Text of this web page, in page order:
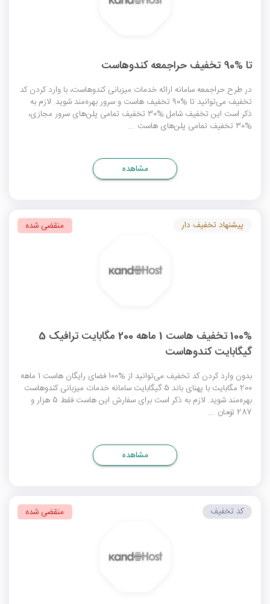
تا %90 تخفیف حراجمعه کندوهاست
در طرح حراجمعه سامانه ارائه خدمات میزبانی کندوهاست، با وارد کردن کد
تخفیف می‌توانید تا %90 تخفیف هاست و سرور بهره‌مند شوید. لازم به
ذکر است این تخفیف شامل %30 تخفیف تمامی پلن‌های سرور مجازی،
%30 تخفیف تمامی پلن‌های هاست ...
مشاهده
100% تخفیف هاست 1 ماهه 200 مگابایت ترافیک 5
گیگابایت کندوهاست
بدون وارد کردن کد تخفیف می‌توانید از %100 فضای رایگان هاست 1 ماهه
200 مگابایت با پهنای باند 5 گیگابایت سامانه خدمات میزبانی کندوهاست
بهره‌مند شوید. لازم به ذکر است برای سفارش این هاست فقط 5 هزار و
287 تومان ...
پیشنهاد تخفیف دار منقضی شده
مشاهده
کد تخفیف منقضی شده